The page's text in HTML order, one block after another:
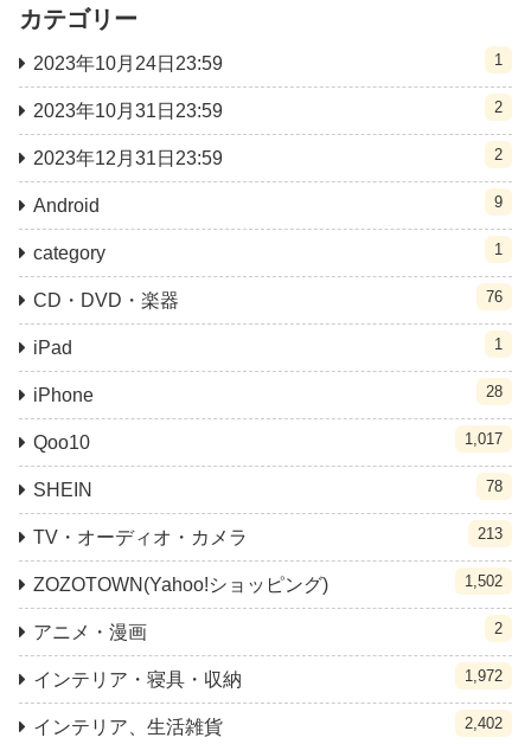
カテゴリー
2023年10月24日23:59 1
2023年10月31日23:59 2
2023年12月31日23:59 2
Android 9
category 1
CD・DVD・楽器 76
iPad 1
iPhone 28
Qoo10 1,017
SHEIN 78
TV・オーディオ・カメラ 213
ZOZOTOWN(Yahoo!ショッピング) 1,502
アニメ・漫画 2
インテリア・寝具・収納 1,972
インテリア、生活雑貨 2,402